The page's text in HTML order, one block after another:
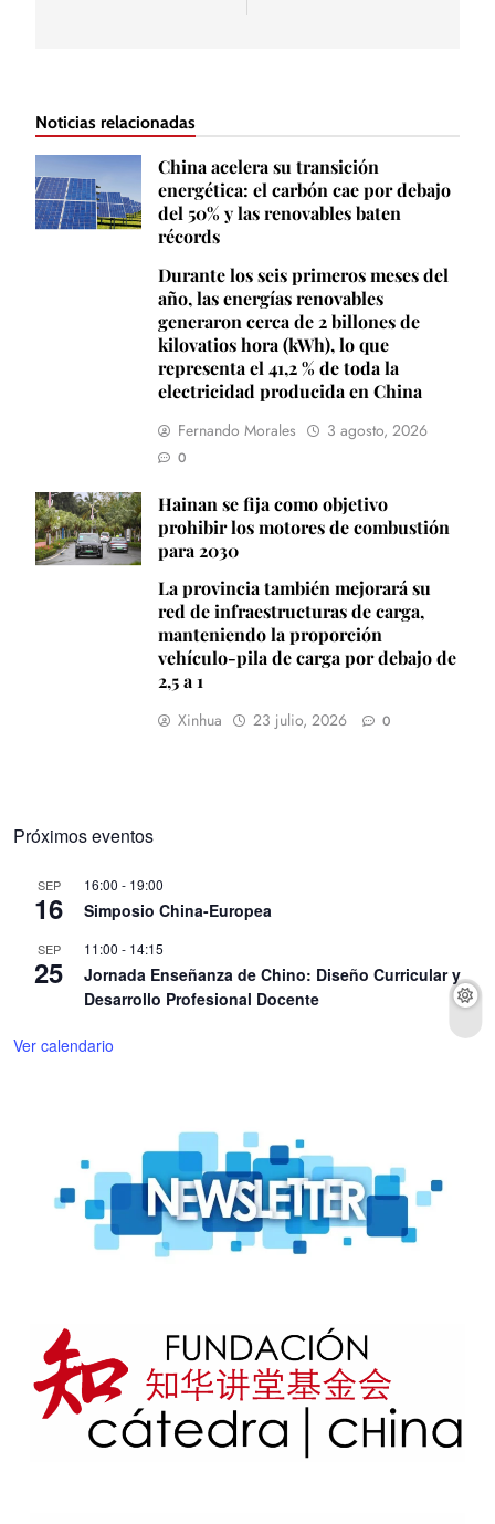
Noticias relacionadas
China acelera su transición
energética: el carbón cae por debajo
del 50% y las renovables baten
récords
Durante los seis primeros meses del
año, las energías renovables
generaron cerca de 2 billones de
kilovatios hora (kWh), lo que
representa el 41,2 % de toda la
electricidad producida en China
Fernando Morales 3 agosto, 2026
0
Hainan se fija como objetivo
prohibir los motores de combustión
para 2030
La provincia también mejorará su
red de infraestructuras de carga,
manteniendo la proporción
vehículo-pila de carga por debajo de
2,5 a 1
Xinhua 23 julio, 2026 0
Próximos eventos
SEP
16
16:00 - 19:00
Simposio China-Europea
SEP
25
11:00 - 14:15
Jornada Enseñanza de Chino: Diseño Curricular y
Desarrollo Profesional Docente
Ver calendario